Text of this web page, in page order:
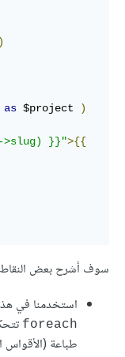
)
as $project
)
>slug) }}">{{
سوف أشرح بعض النقاط
استخدمنا في
foreach
طباعة (الأقواس